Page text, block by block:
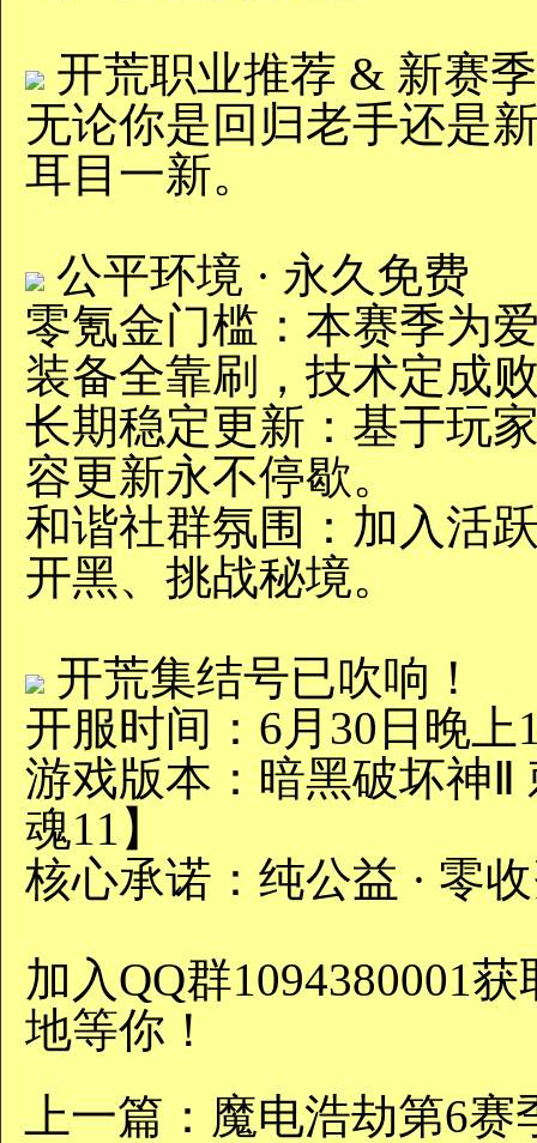
开荒职业推荐 & 新赛
无论你是回归老手还是
耳目一新。
公平环境 · 永久免费‌
零氪金门槛‌：本赛季为
装备全靠刷，技术定成
长期稳定更新‌：基于玩
容更新永不停歇。
和谐社群氛围‌：加入活
开黑、挑战秘境。
开荒集结号已吹响！‌
开服时间‌：6月30日晚上
游戏版本‌：暗黑破坏神
魂11】
核心承诺‌：纯公益 · 零
加入QQ群1094380001
地等你！
上一篇： 魔电浩劫第6赛